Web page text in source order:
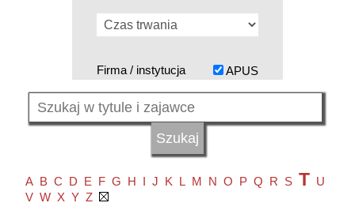
Firma / instytucja APUS
A B C D E F G H J K L M N O P Q R S T U
V W X Y Z